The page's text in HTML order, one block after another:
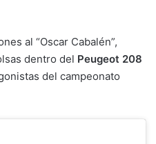
al “Oscar Cabalén”,
dentro del Peugeot 208
del campeonato